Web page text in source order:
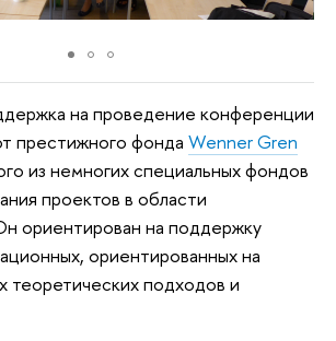
на проведение конференции
престижного фонда Wenner Gren
из немногих специальных фондов
проектов в области
ориентирован на поддержку
ориентированных на
теоретических подходов и